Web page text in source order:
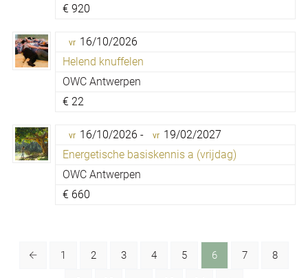
€ 920
vr 16/10/2026
Helend knuffelen
OWC Antwerpen
€ 22
vr 16/10/2026 - vr 19/02/2027
Energetische basiskennis a (vrijdag)
OWC Antwerpen
€ 660
1 2 3 4 5 6 7 8